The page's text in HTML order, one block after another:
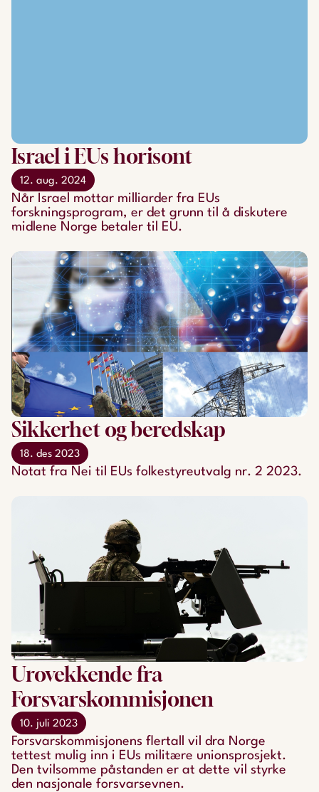
Israel i EUs horisont
12. aug. 2024
Når Israel mottar milliarder fra EUs
forskningsprogram, er det grunn til å diskutere
midlene Norge betaler til EU.
Sikkerhet og beredskap
18. des 2023
Notat fra Nei til EUs folkestyreutvalg nr. 2 2023.
Urovekkende fra
Forsvarskommisjonen
10. juli 2023
Forsvarskommisjonens flertall vil dra Norge
tettest mulig inn i EUs militære unionsprosjekt.
Den tvilsomme påstanden er at dette vil styrke
den nasjonale forsvarsevnen.